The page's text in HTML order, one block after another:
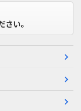
さい。